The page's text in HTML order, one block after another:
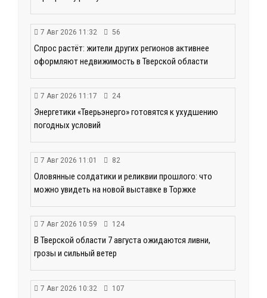
7 Авг 2026 11:32 56
Спрос растёт: жители других регионов активнее
оформляют недвижимость в Тверской области
7 Авг 2026 11:17 24
Энергетики «Тверьэнерго» готовятся к ухудшению
погодных условий
7 Авг 2026 11:01 82
Оловянные солдатики и реликвии прошлого: что
можно увидеть на новой выставке в Торжке
7 Авг 2026 10:59 124
В Тверской области 7 августа ожидаются ливни,
грозы и сильный ветер
7 Авг 2026 10:32 107